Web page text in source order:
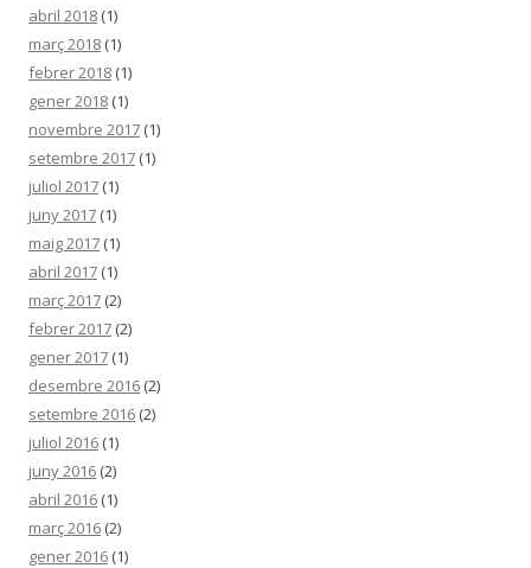
abril 2018 (1)
març 2018 (1)
febrer 2018 (1)
gener 2018 (1)
novembre 2017 (1)
setembre 2017 (1)
juliol 2017 (1)
juny 2017 (1)
maig 2017 (1)
abril 2017 (1)
març 2017 (2)
febrer 2017 (2)
gener 2017 (1)
desembre 2016 (2)
setembre 2016 (2)
juliol 2016 (1)
juny 2016 (2)
abril 2016 (1)
març 2016 (2)
gener 2016 (1)